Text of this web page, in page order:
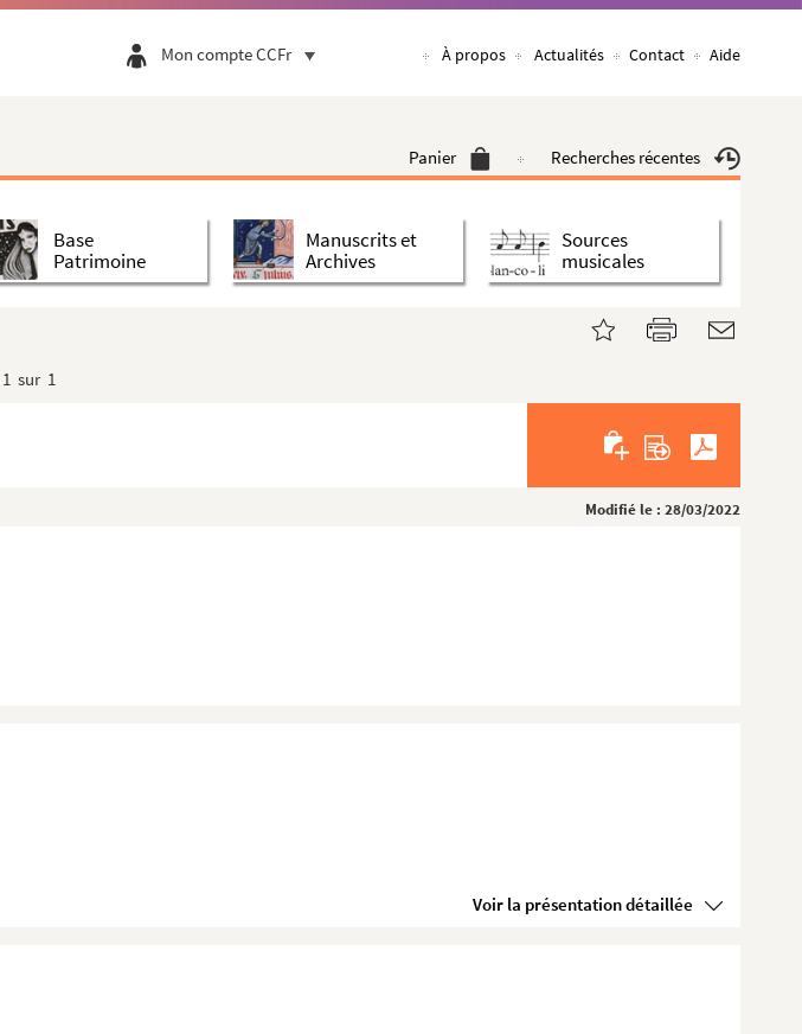
Mon compte CCFr À propos Actualités Contact Aide
Panier Recherches récentes
Base
Patrimoine
Manuscrits et
Archives
Sources
musicales
1 sur 1
Modifié le : 28/03/2022
Voir la présentation détaillée